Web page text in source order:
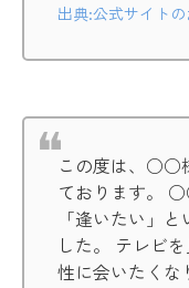
出典:公式サイト
この度は、○○
ております。
「逢いたい」
した。 テレビ
性に会いたくな